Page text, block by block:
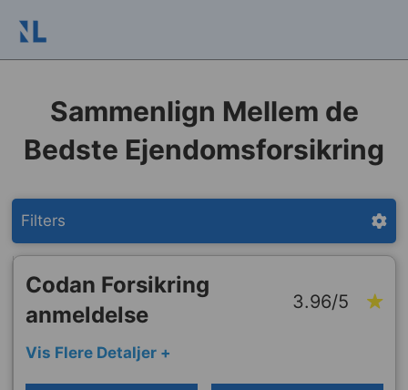
Sammenlign Mellem de
Bedste Ejendomsforsikring
Filters
Codan Forsikring
anmeldelse
3.96/5
Vis Flere Detaljer +